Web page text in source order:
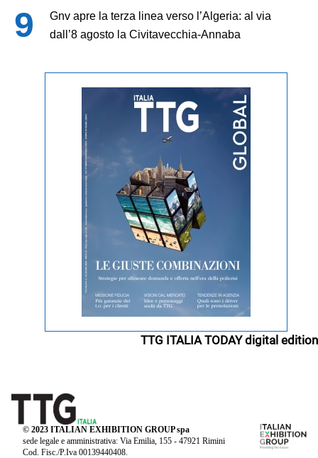
Gnv apre la terza linea verso l’Algeria: al via
dall’8 agosto la Civitavecchia-Annaba
TTG ITALIA TODAY digital edition
© 2023 ITALIAN EXHIBITION GROUP spa
sede legale e amministrativa: Via Emilia, 155 - 47921 Rimini
Cod. Fisc./P.Iva 00139440408.